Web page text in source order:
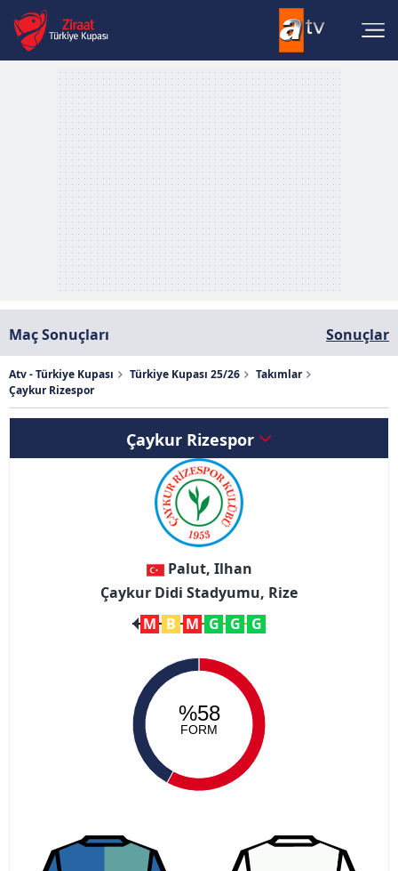
Maç Sonuçları Sonuçlar
Atv - Türkiye Kupası Türkiye Kupası 25/26
Takımlar
Çaykur Rizespor
Çaykur Rizespor
Palut, Ilhan
Çaykur Didi Stadyumu, Rize
M B M G G G
%58
FORM